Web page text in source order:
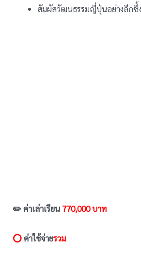
สัมผัสวัฒนธรรมญี่ปุ่นอย่างลึกซึ้ง
✏️ ค่าเล่าเรียน 770,000 บาท
⭕ค่าใช้จ่ายรวม